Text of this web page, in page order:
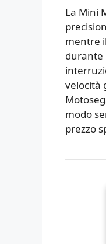
La Mini
mentre
durante
velocità
modo
prezzo